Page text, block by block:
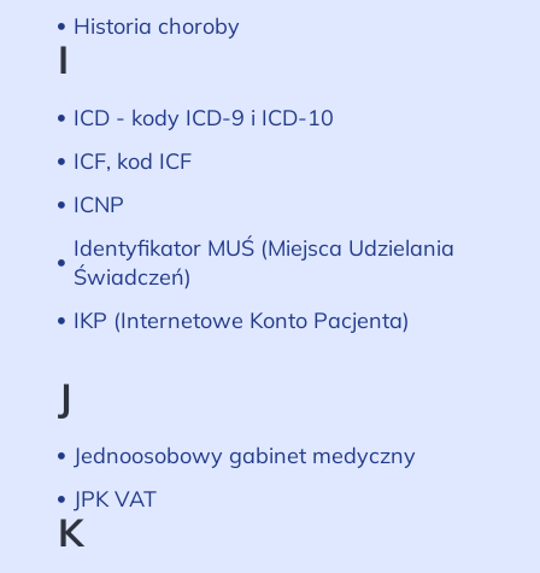
Historia choroby
I
ICD - kody ICD-9 i ICD-10
ICF, kod ICF
ICNP
Identyfikator MUŚ (Miejsca Udzielania
Świadczeń)
IKP (Internetowe Konto Pacjenta)
J
Jednoosobowy gabinet medyczny
JPK VAT
K